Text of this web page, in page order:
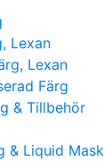
Lexan
Lexan
Färg
& Tillbehör
& Liquid Mask